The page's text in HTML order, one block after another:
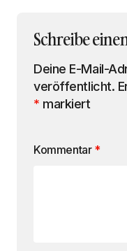
Schreibe
Deine E-Mail-
veröffentlicht.
* markiert
Kommentar *